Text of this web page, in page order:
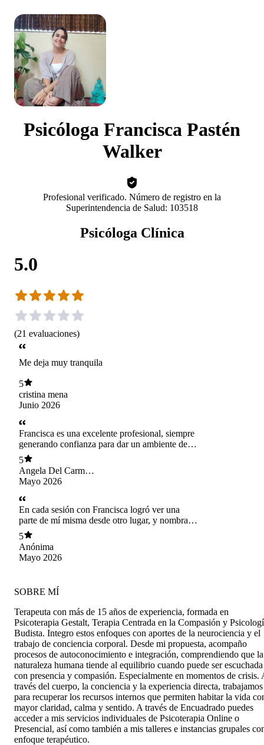
Psicóloga Francisca Pastén
Walker
Profesional verificado. Número de registro en la
Superintendencia de Salud: 103518
Psicóloga Clínica
5.0
(21 evaluaciones)
Me deja muy tranquila
5
cristina mena
Junio 2026
Francisca es una excelente profesional, siempre
generando confianza para dar un ambiente de
seguridad en cada sesión.
5
Angela Del Carmen
Farfan Moral
Mayo 2026
En cada sesión con Francisca logró ver una
parte de mí misma desde otro lugar, y nombrar
esas partes con otras palabras
5
Anónima
Mayo 2026
SOBRE MÍ
Terapeuta con más de 15 años de experiencia, formada en
Psicoterapia Gestalt, Terapia Centrada en la Compasión y
Budista. Integro estos enfoques con aportes de la neurociencia y el
trabajo de conciencia corporal. Desde mi propuesta, acompaño
procesos de autoconocimiento e integración, comprendiendo que la
naturaleza humana tiende al equilibrio cuando puede ser escuchada
con presencia y compasión. Especialmente en momentos de crisis.
través del cuerpo, la conciencia y la experiencia directa, trabajamos
para recuperar los recursos internos que permiten habitar la vida
mayor claridad, calma y sentido. A través de Encuadrado puedes
acceder a mis servicios individuales de Psicoterapia Online o
Presencial, así como también a mis talleres e instancias grupales
enfoque terapéutico.